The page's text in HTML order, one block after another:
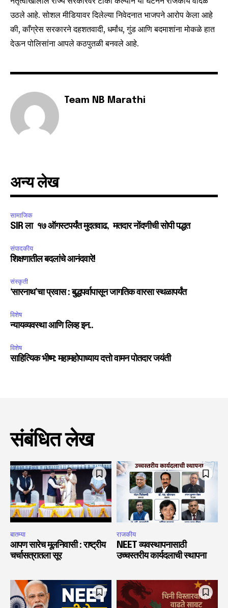
उठले आहे. सोशल मीडियावर दिलेल्या निवेदनात भाजपने आरोप केला आहे
की, काँग्रेस सरकारने दहशतवादी, धर्मांध, गुंड आणि बदमाशांना मोकळे हात
देऊन पोलिसांना आपले कठपुतळी बनवले आहे.
Team NB Marathi
अन्य लेख
सामाजिक
SIR ला १७ ऑगस्टपर्यंत मुदतवाढ, मतदार नोंदणीची सोपी पद्धत
संपादकीय
शिक्षणातील बदलांचे आनंदवारे!
संस्कृती
‘सारनाथ’चा प्रवास : बुद्धपर्वापासून जागतिक वारसा स्थळापर्यंत
विशेष
न्यायव्यवस्था आणि लिव्ह इन..
विशेष
साहित्यिक भीष्म: महामहोपाध्याय दत्तो वामन पोतदार जयंती
संबंधित लेख
बातम्या
आपण सारेच मूलनिवासी : राष्ट्रीय
चर्चासत्रातला सूर
राजकीय
NEET व्यवस्थापनासाठी
उच्चस्तरीय कार्यदलाची स्थापना